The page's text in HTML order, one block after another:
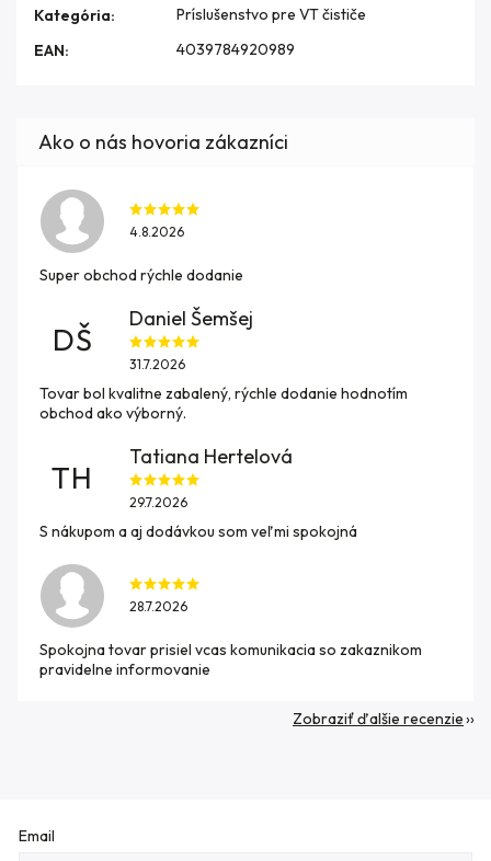
Kategória:
Príslušenstvo pre VT čističe
EAN: 4039784920989
4.8.2026
Super obchod rýchle dodanie
DŠ
Daniel Šemšej
31.7.2026
Tovar bol kvalitne zabalený, rýchle dodanie hodnotím
obchod ako výborný.
TH
Tatiana Hertelová
29.7.2026
S nákupom a aj dodávkou som veľmi spokojná
28.7.2026
Spokojna tovar prisiel vcas komunikacia so zakaznikom
pravidelne informovanie
Zobraziť ďalšie recenzie
Email